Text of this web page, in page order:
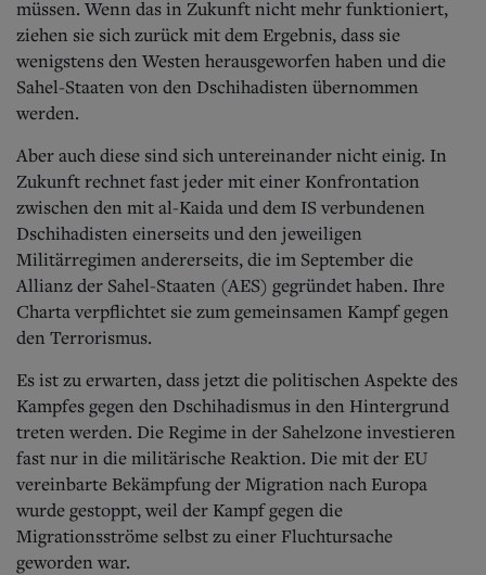
müssen. Wenn das in Zukunft nicht mehr funktioniert,
ziehen sie sich zurück mit dem Ergebnis, dass sie
wenigstens den Westen herausgeworfen haben und die
Sahel-Staaten von den Dschihadisten übernommen
werden.
Aber auch diese sind sich untereinander nicht einig. In
Zukunft rechnet fast jeder mit einer Konfrontation
zwischen den mit al-Kaida und dem IS verbundenen
Dschihadisten einerseits und den jeweiligen
Militärregimen andererseits, die im September die
Allianz der Sahel-Staaten (AES) gegründet haben. Ihre
Charta verpflichtet sie zum gemeinsamen Kampf gegen
den Terrorismus.
Es ist zu erwarten, dass jetzt die politischen Aspekte des
Kampfes gegen den Dschihadismus in den Hintergrund
treten werden. Die Regime in der Sahelzone investieren
fast nur in die militärische Reaktion. Die mit der EU
vereinbarte Bekämpfung der Migration nach Europa
wurde gestoppt, weil der Kampf gegen die
Migrationsströme selbst zu einer Fluchtursache
geworden war.